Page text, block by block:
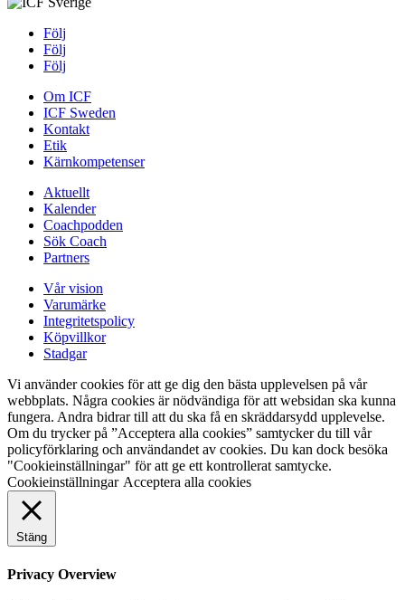
Följ
Följ
Följ
Om ICF
ICF Sweden
Kontakt
Etik
Kärnkompetenser
Aktuellt
Kalender
Coachpodden
Sök Coach
Partners
Vår vision
Varumärke
Integritetspolicy
Köpvillkor
Stadgar
Vi använder cookies för att ge dig den bästa upplevelsen på vår
webbplats. Några cookies är nödvändiga för att websidan ska kunna
fungera. Andra bidrar till att du ska få en skräddarsydd upplevelse.
Om du trycker på ”Acceptera alla cookies” samtycker du till vår
policyförklaring och användandet av cookies. Du kan dock besöka
"Cookieinställningar" för att ge ett kontrollerat samtycke.
Cookieinställningar Acceptera alla cookies
Stäng
Privacy Overview